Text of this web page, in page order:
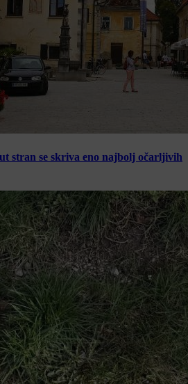
stran se skriva eno najbolj očarljivih